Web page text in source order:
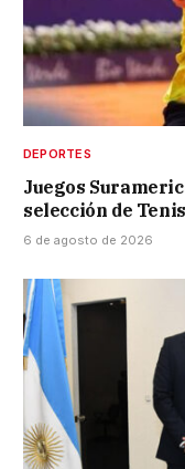
DEPORTES
Juegos
selección de Tenis
6 de agosto de 2026